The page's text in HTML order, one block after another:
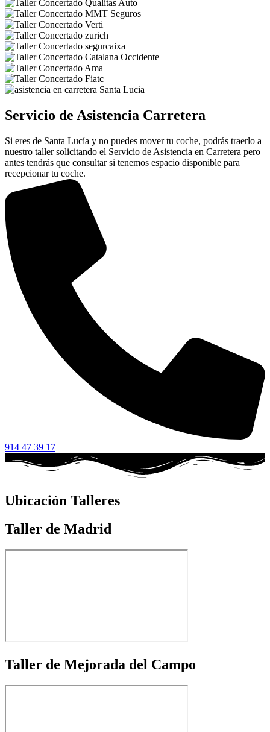
Servicio de Asistencia Carretera
Si eres de Santa Lucía y no puedes mover tu coche, podrás traerlo a
nuestro taller solicitando el Servicio de Asistencia en Carretera pero
antes tendrás que consultar si tenemos espacio disponible para
recepcionar tu coche.
914 47 39 17
Ubicación Talleres
Taller de Madrid
Taller de Mejorada del Campo